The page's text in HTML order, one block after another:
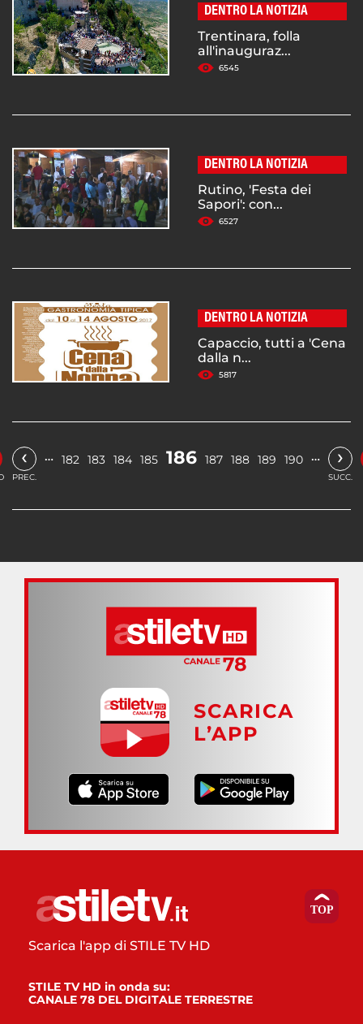
DENTRO LA NOTIZIA
Trentinara, folla
all'inauguraz...
6545
DENTRO LA NOTIZIA
Rutino, 'Festa dei
Sapori': con...
6527
DENTRO LA NOTIZIA
Capaccio, tutti a 'Cena
dalla n...
5817
‹
PREC.
… 182 183 184 185 186 187 188 189 190 … ›
SUCC.
SCARICA
L’APP
Scarica l'app di STILE TV HD
STILE TV HD in onda su:
CANALE 78 DEL DIGITALE TERRESTRE